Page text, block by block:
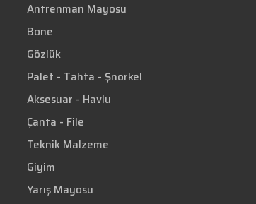
Antrenman Mayosu
Bone
Gözlük
Palet - Tahta - Şnorkel
Aksesuar - Havlu
Çanta - File
Teknik Malzeme
Giyim
Yarış Mayosu